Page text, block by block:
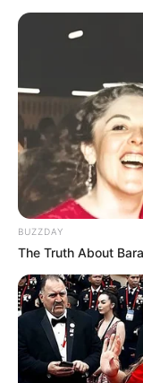
BUZZDAY
The Truth About